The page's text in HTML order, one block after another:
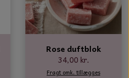
Rose duftblok
34,00 kr.
Fragt omk. tillægges